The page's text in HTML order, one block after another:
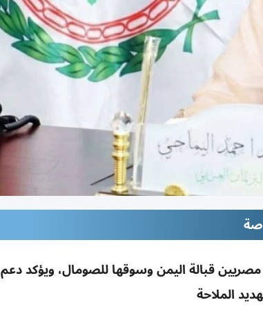
قبالة اليمن وسوقها للصومال، ويؤكد
الملاحة